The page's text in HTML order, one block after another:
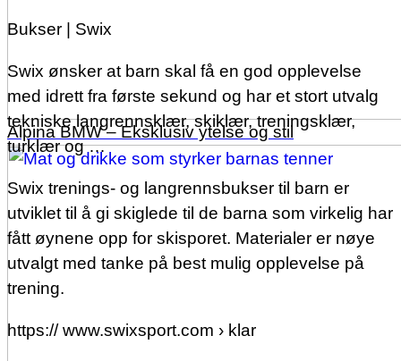
Alpina BMW – Eksklusiv ytelse og stil
Bukser | Swix
Swix ønsker at barn skal få en god opplevelse
med idrett fra første sekund og har et stort utvalg
tekniske langrennsklær, skiklær, treningsklær,
turklær og …
Swix trenings- og langrennsbukser til barn er
utviklet til å gi skiglede til de barna som virkelig har
fått øynene opp for skisporet. Materialer er nøye
utvalgt med tanke på best mulig opplevelse på
trening.
https:// www.swixsport.com › klar